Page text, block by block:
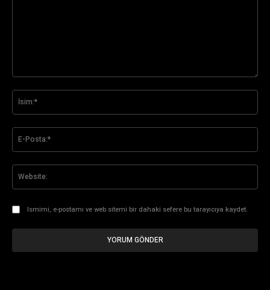
Ismimi, e-postamı ve web sitemi bir dahaki sefere bu tarayıcıya kaydet.